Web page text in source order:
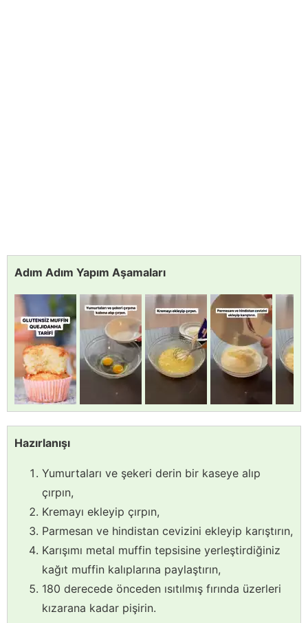
Adım Adım Yapım Aşamaları
Hazırlanışı
Yumurtaları ve şekeri derin bir kaseye alıp
çırpın,
Kremayı ekleyip çırpın,
Parmesan ve hindistan cevizini ekleyip karıştırın,
Karışımı metal muffin tepsisine yerleştirdiğiniz
kağıt muffin kalıplarına paylaştırın,
180 derecede önceden ısıtılmış fırında üzerleri
kızarana kadar pişirin.